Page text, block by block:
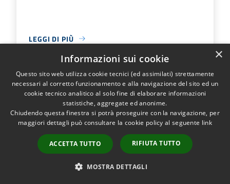
LEGGI DI PIÙ
Contenitore per deiezioni canine
IndirizzoVia Madre Laura Baraggia,
197, 20069 Vaprio d'Adda MI, Italia
Le deiezioni canine prodotte dagli animali
domestici a passeggio vanno raccolte e
conferite negli appositi cestini, dotati anche
×
Informazioni sui cookie
Questo sito web utilizza cookie tecnici (ed assimilati) strettamente
necessari al corretto funzionamento e alla navigazione del sito ed un
cookie tecnico analitico al solo fine di elaborare informazioni
statistiche, aggregate ed anonime.
Chiudendo questa finestra si potrà proseguire con la navigazione, per
maggiori dettagli può consultare la cookie policy al seguente link
ACCETTA TUTTO RIFIUTA TUTTO
MOSTRA DETTAGLI